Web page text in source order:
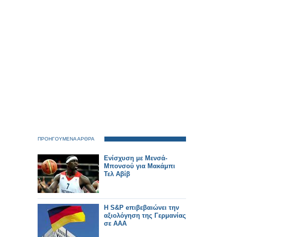
ΠΡΟΗΓΟΥΜΕΝΑ ΑΡΘΡΑ
Ενίσχυση με Μενσά-
Μπονσού για Μακάμπι
Τελ Αβίβ
Η S&P eπιβεβαιώνει την
αξιολόγηση της Γερμανίας
σε ΑΑΑ